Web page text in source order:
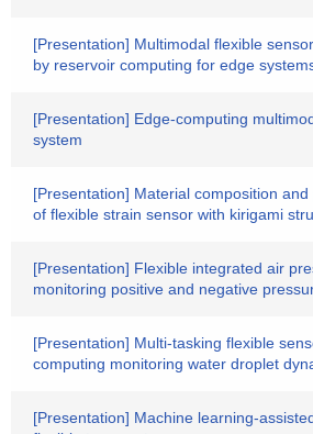
[Presentation] Multimodal flexible
by reservoir computing for edge
[Presentation] Edge-computing
system
[Presentation] Material composition
of flexible strain sensor with kirigami
[Presentation] Flexible integrated air
monitoring positive and negative
[Presentation] Multi-tasking flexible
computing monitoring water droplet
[Presentation] Machine learning-